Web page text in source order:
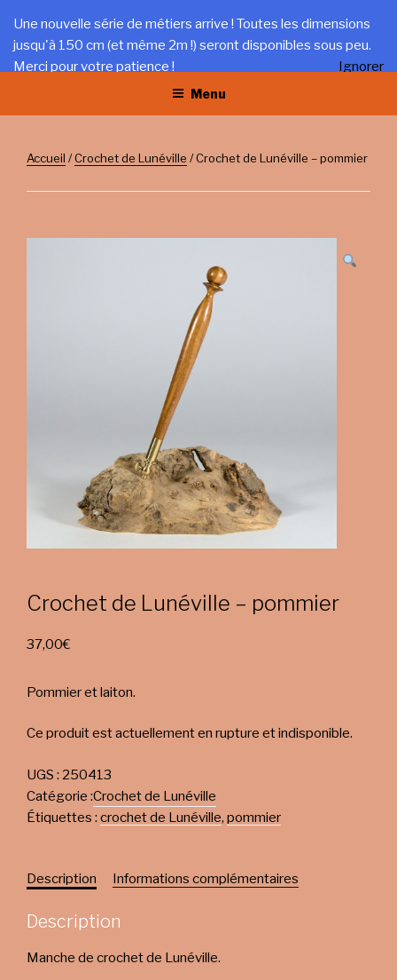
contenu
principal
LA TRÉFILERIE
Gîte et artisanat au coeur du Jura
Menu
Accueil /Crochet de Lunéville / Crochet de Lunéville – pommier
Crochet de Lunéville – pommier
37,00€
Pommier et laiton.
Ce produit est actuellement en rupture et indisponible.
UGS : 250413
Catégorie :Crochet de Lunéville
Étiquettes : crochet de Lunéville, pommier
Description Informations complémentaires
Description
Manche de crochet de Lunéville.
Une nouvelle série de métiers arrive ! Toutes les dimensions
jusqu'à 150 cm (et même 2m !) seront disponibles sous peu.
Merci pour votre patience !
Ignorer